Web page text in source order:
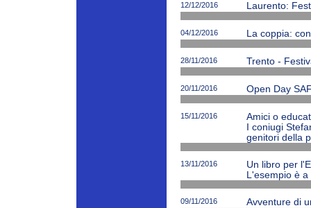
12/12/2016 Laurento:
04/12/2016 La coppia:
28/11/2016 Trento -
20/11/2016 Open Day
15/11/2016
Amici o
I coniugi
genitori della
13/11/2016
Un libro per
L'esempio è a
09/11/2016 Avventure di